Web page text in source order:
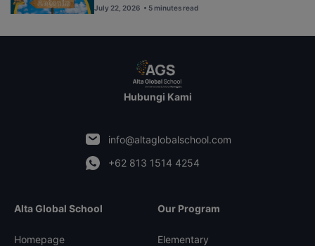
July 22, 2026 • 5 minutes read
Hubungi Kami
info@altaglobalschool.com
+62 813 1514 4254
Alta Global School
Homepage
Our Program
Elementary